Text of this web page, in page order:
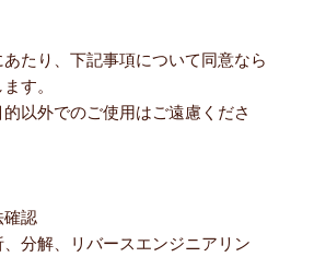
たり、下記事項について同意なら
す。
的以外でのご使用はご遠慮くださ
認
、分解、リバースエンジニアリン